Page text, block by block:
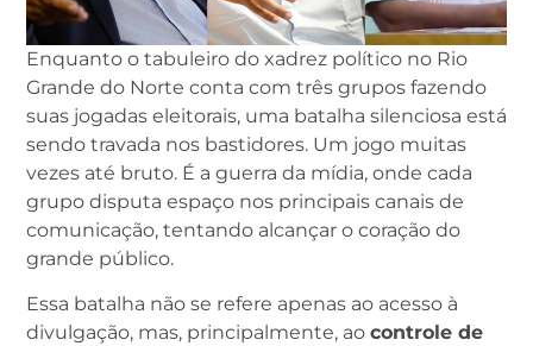
Enquanto o tabuleiro do xadrez político no Rio
Grande do Norte conta com três grupos fazendo
suas jogadas eleitorais, uma batalha silenciosa está
sendo travada nos bastidores. Um jogo muitas
vezes até bruto. É a guerra da mídia, onde cada
grupo disputa espaço nos principais canais de
comunicação, tentando alcançar o coração do
grande público.
Essa batalha não se refere apenas ao acesso à
divulgação, mas, principalmente, ao controle de